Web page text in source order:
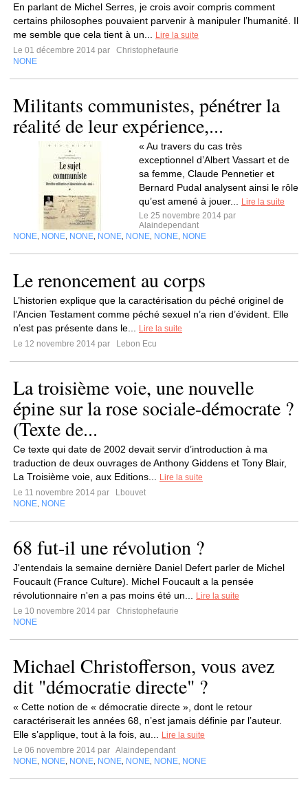
En parlant de Michel Serres, je crois avoir compris comment
certains philosophes pouvaient parvenir à manipuler l’humanité. Il
me semble que cela tient à un...
Lire la suite
Le 01 décembre 2014 par
Christophefaurie
NONE
Militants communistes, pénétrer la
réalité de leur expérience,...
« Au travers du cas très
exceptionnel d’Albert Vassart et de
sa femme, Claude Pennetier et
Bernard Pudal analysent ainsi le rôle
qu’est amené à jouer...
Lire la suite
Le 25 novembre 2014 par
Alaindependant
NONE NONE NONE NONE NONE NONE NONE
Le renoncement au corps
L’historien explique que la caractérisation du péché originel de
l’Ancien Testament comme péché sexuel n’a rien d’évident. Elle
n’est pas présente dans le...
Lire la suite
Le 12 novembre 2014 par
Lebon Ecu
La troisième voie, une nouvelle
épine sur la rose sociale-démocrate ?
(Texte de...
Ce texte qui date de 2002 devait servir d’introduction à ma
traduction de deux ouvrages de Anthony Giddens et Tony Blair,
La Troisième voie, aux Editions...
Lire la suite
Le 11 novembre 2014 par
Lbouvet
NONE NONE
68 fut-il une révolution ?
J'entendais la semaine dernière Daniel Defert parler de Michel
Foucault (France Culture). Michel Foucault a la pensée
révolutionnaire n'en a pas moins été un...
Lire la suite
Le 10 novembre 2014 par
Christophefaurie
NONE
Michael Christofferson, vous avez
dit "démocratie directe" ?
« Cette notion de « démocratie directe », dont le retour
caractériserait les années 68, n’est jamais définie par l’auteur.
Elle s’applique, tout à la fois, au...
Lire la suite
Le 06 novembre 2014 par Alaindependant
NONE NONE NONE NONE NONE NONE NONE